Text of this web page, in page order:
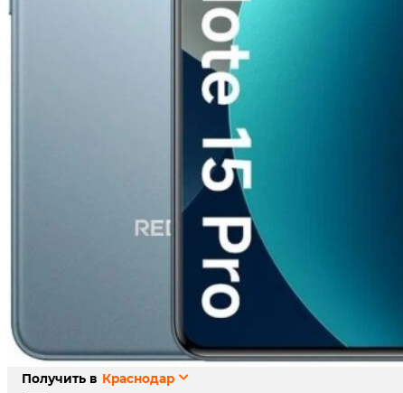
цена в магазине
в рассрочку
от 1387 ₽/мес.
Trade-in
Наличие в магазинах:
г. Краснодар, ул. Северная, 392:
г. Краснодар, ТК Медиаплаза:
Получить в Краснодар